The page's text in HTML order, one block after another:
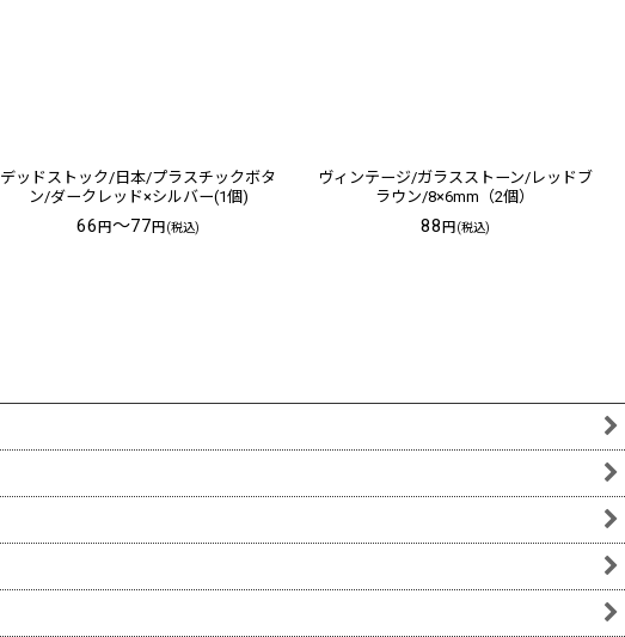
デッドストック/日本/プラスチックボタ
ン/ダークレッド×シルバー(1個)
66円～77円 (税込)
ヴィンテージ/ガラスストーン/レッドブ
ラウン/8×6mm（2個）
88 円 (税込)